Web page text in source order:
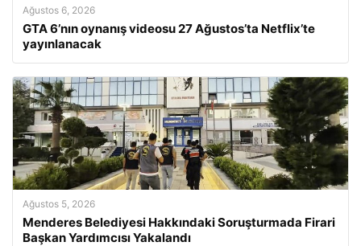
Ağustos 6, 2026
GTA 6’nın oynanış videosu 27 Ağustos’ta Netflix’te
yayınlanacak
Ağustos 5, 2026
Menderes Belediyesi Hakkındaki Soruşturmada Firari
Başkan Yardımcısı Yakalandı